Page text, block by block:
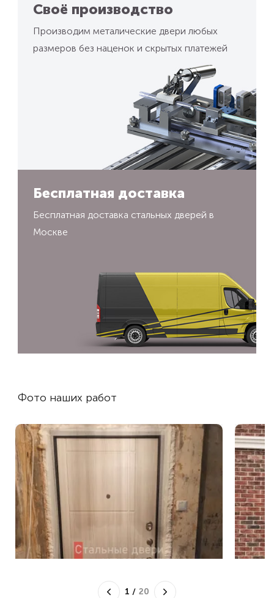
Своё производство
Производим металические двери любых
размеров без наценок и скрытых платежей
Бесплатная доставка
Бесплатная доставка стальных дверей в
Москве
Фото наших работ
1 / 20